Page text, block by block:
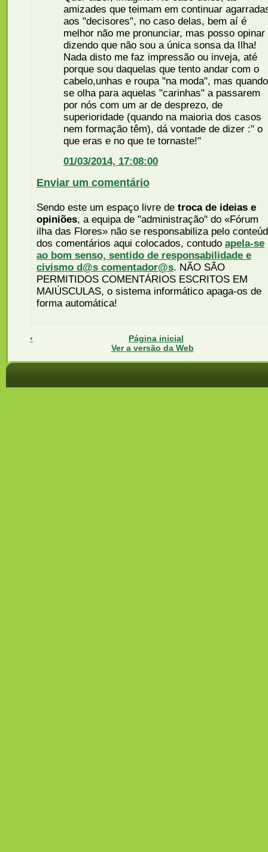
amizades que teimam em continuar
aos "decisores", no caso delas, bem aí é
melhor não me pronunciar, mas posso opinar
dizendo que não sou a única sonsa da Ilha!
Nada disto me faz impressão ou inveja, até
porque sou daquelas que tento andar com o
cabelo,unhas e roupa "na moda", mas quando
se olha para aquelas "carinhas" a passarem
por nós com um ar de desprezo, de
superioridade (quando na maioria dos casos
nem formação têm), dá vontade de dizer :" o
que eras e no que te tornaste!"
01/03/2014, 17:08:00
Enviar um comentário
Sendo este um espaço livre de troca de ideias e
opiniões, a equipa de "administração" do «Fórum
ilha das Flores» não se responsabiliza pelo
dos comentários aqui colocados, contudo apela-se
ao bom senso, sentido de responsabilidade e
civismo d@s comentador@s. NÃO SÃO
PERMITIDOS COMENTÁRIOS ESCRITOS EM
MAIÚSCULAS, o sistema informático apaga-os de
forma automática!
‹
Página inicial
Ver a versão da Web